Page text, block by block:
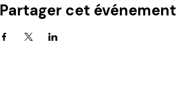
Partager cet événement